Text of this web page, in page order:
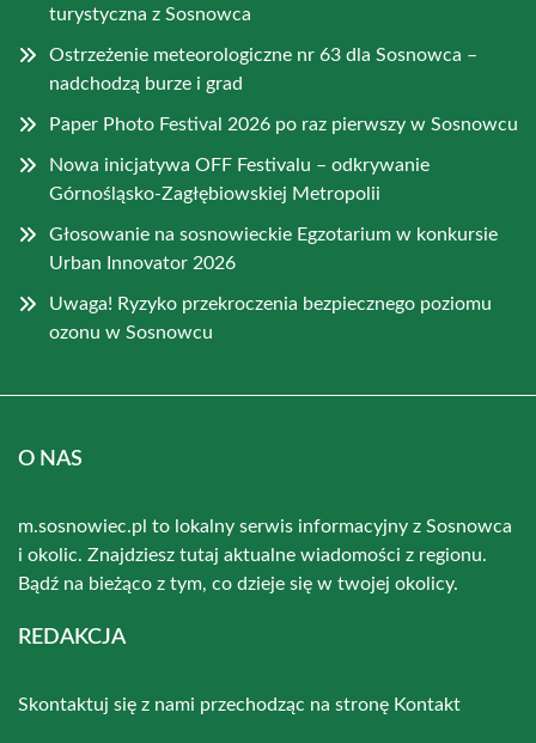
turystyczna z Sosnowca
Ostrzeżenie meteorologiczne nr 63 dla Sosnowca –
nadchodzą burze i grad
Paper Photo Festival 2026 po raz pierwszy w Sosnowcu
Nowa inicjatywa OFF Festivalu – odkrywanie
Górnośląsko-Zagłębiowskiej Metropolii
Głosowanie na sosnowieckie Egzotarium w konkursie
Urban Innovator 2026
Uwaga! Ryzyko przekroczenia bezpiecznego poziomu
ozonu w Sosnowcu
O NAS
m.sosnowiec.pl to lokalny serwis informacyjny z Sosnowca
i okolic. Znajdziesz tutaj aktualne wiadomości z regionu.
Bądź na bieżąco z tym, co dzieje się w twojej okolicy.
REDAKCJA
Skontaktuj się z nami przechodząc na stronę Kontakt